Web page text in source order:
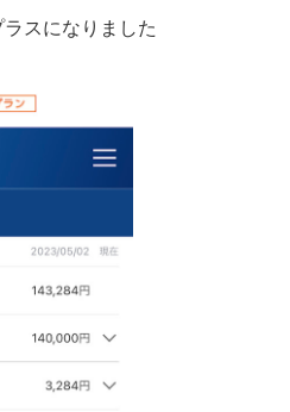
スになりました